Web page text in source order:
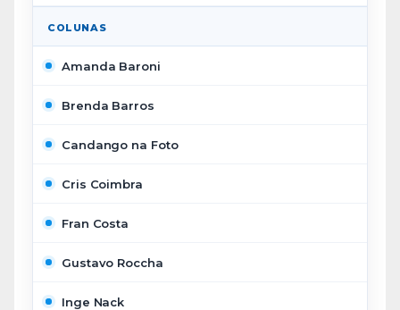
COLUNAS
Amanda Baroni
Brenda Barros
Candango na Foto
Cris Coimbra
Fran Costa
Gustavo Roccha
Inge Nack